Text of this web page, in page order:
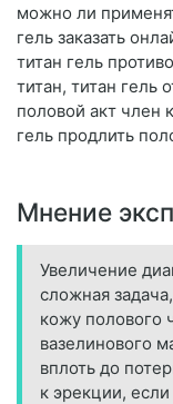
можно ли
гель заказать
титан гель
титан, титан гель
половой акт член
гель продлить
Мнение
Увеличение
сложная
кожу полового
вазелинового
вплоть до
к эрекции,